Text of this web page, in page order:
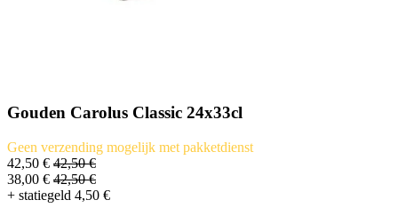
Gouden Carolus Classic 24x33cl
Geen verzending mogelijk met pakketdienst
42,50 € 42,50€
38,00 € 42,50€
+ statiegeld 4,50 €